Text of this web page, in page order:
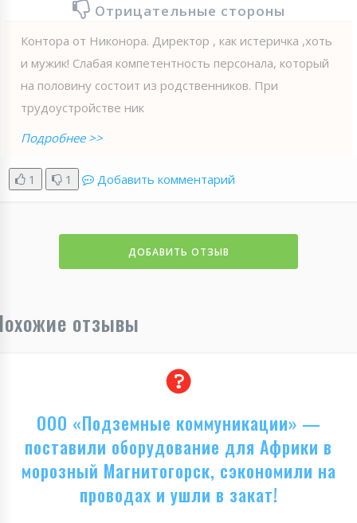
Отрицательные стороны
Контора от Никонора. Директор , как истеричка ,хоть
и мужик! Слабая компетентность персонала, который
на половину состоит из родственников. При
трудоустройстве ник
Подробнее >>
1 1 Добавить комментарий
ДОБАВИТЬ ОТЗЫВ
отзывы
ООО «Подземные коммуникации» —
поставили оборудование для Африки в
морозный Магнитогорск, сэкономили на
проводах и ушли в закат!